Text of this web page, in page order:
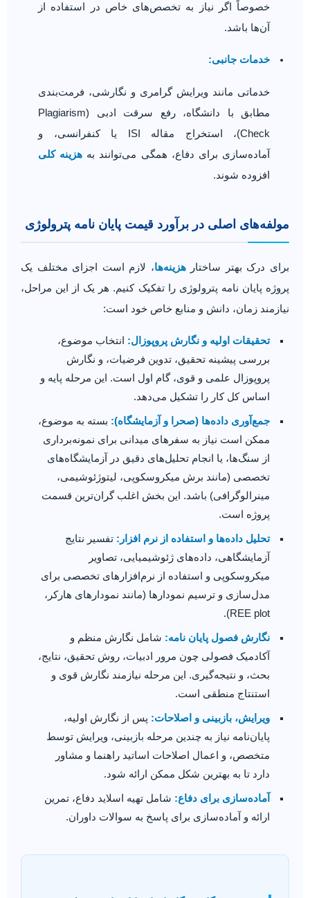
خصوصاً اگر نیاز به تخصص‌های خاص در استفاده از
آن‌ها باشد.
خدمات جانبی:
خدماتی مانند ویرایش گرامری و نگارشی، فرمت‌بندی
مطابق با دانشگاه، رفع سرقت ادبی (Plagiarism
Check)، استخراج مقاله ISI یا کنفرانسی، و
آماده‌سازی برای دفاع، همگی می‌توانند به هزینه کلی
افزوده شوند.
مولفه‌های اصلی در برآورد قیمت پایان نامه پترولوژی
برای درک بهتر ساختارهزینه‌ها، لازم است اجزای مختلف یک
پروژه پایان نامه پترولوژی را تفکیک کنیم. هر یک از این مراحل،
نیازمند زمان، دانش و منابع خاص خود است:
تحقیقات اولیه و نگارش پروپوزال: انتخاب موضوع،
بررسی پیشینه تحقیق، تدوین فرضیات، و نگارش
پروپوزال علمی و قوی، گام اول است. این مرحله پایه و
اساس کل کار را تشکیل می‌دهد.
جمع‌آوری داده‌ها (صحرا و آزمایشگاه): بسته به موضوع،
ممکن است نیاز به سفرهای میدانی برای نمونه‌برداری
از سنگ‌ها، یا انجام تحلیل‌های دقیق در آزمایشگاه‌های
تخصصی (مانند برش میکروسکوپی، لیتوژئوشیمی،
مینرالوگرافی) باشد. این بخش اغلب گران‌ترین قسمت
پروژه است.
تحلیل داده‌ها و استفاده از نرم افزار: تفسیر نتایج
آزمایشگاهی، داده‌های ژئوشیمیایی، تصاویر
میکروسکوپی و استفاده از نرم‌افزارهای تخصصی برای
مدل‌سازی و ترسیم نمودارها (مانند نمودارهای هارکر،
REE plot).
نگارش فصول پایان نامه: شامل نگارش منظم و
آکادمیک فصولی چون مرور ادبیات، روش تحقیق، نتایج،
بحث، و نتیجه‌گیری. این مرحله نیازمند نگارش قوی و
استنتاج منطقی است.
ویرایش، بازبینی و اصلاحات: پس از نگارش اولیه،
پایان‌نامه نیاز به چندین مرحله بازبینی، ویرایش توسط
متخصص، و اعمال اصلاحات اساتید راهنما و مشاور
دارد تا به بهترین شکل ممکن ارائه شود.
آماده‌سازی برای دفاع: شامل تهیه اسلاید دفاع، تمرین
ارائه و آماده‌سازی برای پاسخ به سوالات داوران.